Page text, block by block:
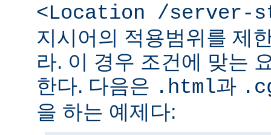
<Location /server-
지시어의 적용범위를 제
라. 이 경우 조건에 맞는
한다. 다음은 .html과
을 하는 예제다: